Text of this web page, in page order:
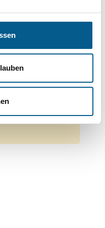
Forschung
Engagement
Demokratie